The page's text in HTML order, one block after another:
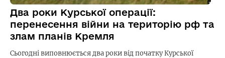
Два роки Курської операції:
перенесення війни на територію рф та
злам планів Кремля
Сьогодні виповнюється два роки від початку Курської